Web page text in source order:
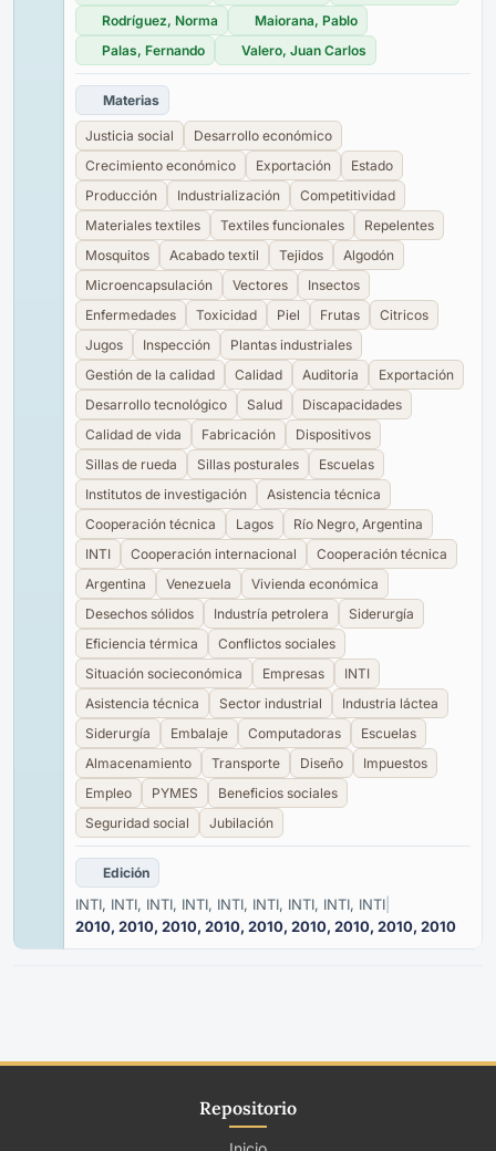
Rodríguez, Norma
Maiorana, Pablo
Palas, Fernando
Valero, Juan Carlos
Materias
Justicia social
Desarrollo económico
Crecimiento económico
Exportación
Estado
Producción
Industrialización
Competitividad
Materiales textiles
Textiles funcionales
Repelentes
Mosquitos
Acabado textil Tejidos
Algodón
Microencapsulación
Vectores
Insectos
Enfermedades
Toxicidad Piel Frutas
Citricos
Jugos
Inspección
Plantas industriales
Gestión de la calidad
Calidad Auditoria
Exportación
Desarrollo tecnológico
Salud
Discapacidades
Calidad de vida
Fabricación
Dispositivos
Sillas de rueda
Sillas posturales
Escuelas
Institutos de investigación
Asistencia técnica
Cooperación técnica
Lagos
Río Negro, Argentina
INTI
Cooperación internacional
Cooperación técnica
Argentina
Venezuela
Vivienda económica
Desechos sólidos
Industría petrolera
Siderurgía
Eficiencia térmica
Conflictos sociales
Situación socieconómica
Empresas
INTI
Asistencia técnica
Sector industrial
Industria láctea
Siderurgía
Embalaje Computadoras
Escuelas
Almacenamiento
Transporte Diseño
Impuestos
Empleo
PYMES
Beneficios sociales
Seguridad social
Jubilación
Edición
INTI, INTI, INTI, INTI, INTI, INTI, INTI, INTI, INTI
2010, 2010, 2010, 2010, 2010, 2010, 2010, 2010, 2010
Repositorio